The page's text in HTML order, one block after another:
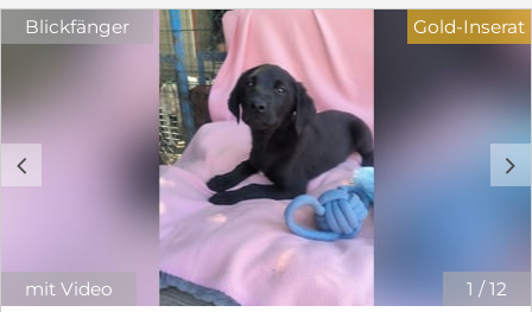
Blickfänger
1 /12
c d
mit Video
Gold-Inserat